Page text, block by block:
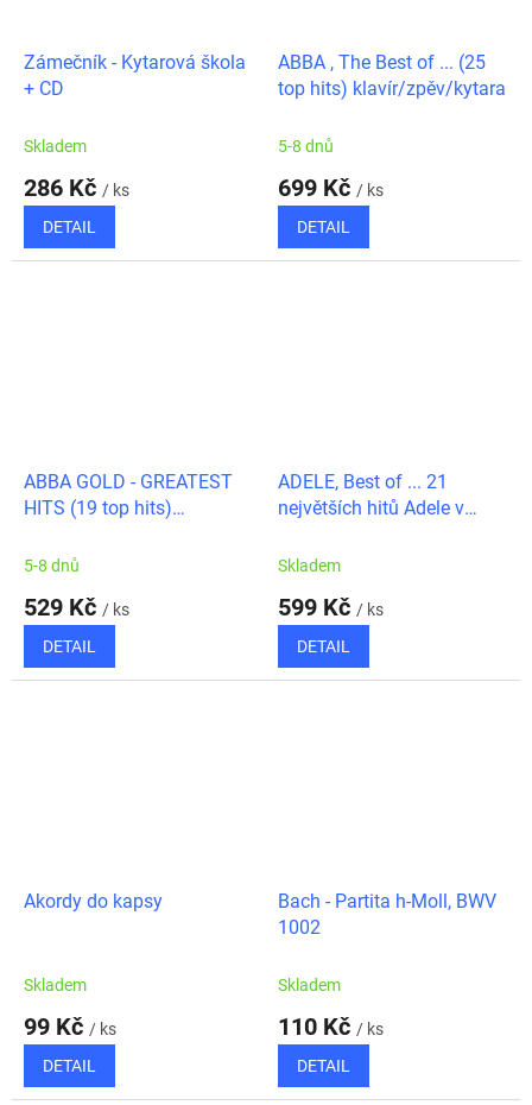
Zámečník - Kytarová škola
+ CD
Skladem
286 Kč / ks
DETAIL
ABBA , The Best of ... (25
top hits) klavír/zpěv/kytara
5-8 dnů
699 Kč / ks
DETAIL
ABBA GOLD - GREATEST
HITS (19 top hits)
5-8 dnů
529 Kč / ks
DETAIL
ADELE, Best of ... 21
největších hitů Adele v
kytaru
Skladem
599 Kč / ks
DETAIL
Akordy do kapsy
Skladem
99 Kč / ks
DETAIL
Bach - Partita h-Moll, BWV
1002
Skladem
110 Kč / ks
DETAIL